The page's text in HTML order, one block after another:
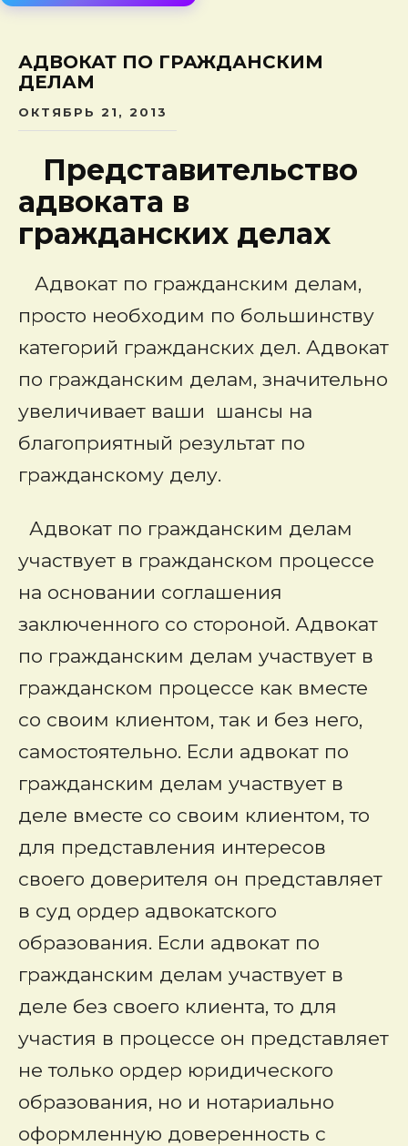
АДВОКАТ ПО ГРАЖДАНСКИМ
ДЕЛАМ
ОКТЯБРЬ 21, 2013
Представительство
адвоката в
гражданских делах
Адвокат по гражданским делам,
просто необходим по большинству
категорий гражданских дел. Адвокат
по гражданским делам, значительно
увеличивает ваши шансы на
благоприятный результат по
гражданскому делу.
Адвокат по гражданским делам
участвует в гражданском процессе
на основании соглашения
заключенного со стороной. Адвокат
по гражданским делам участвует в
гражданском процессе как вместе
со своим клиентом, так и без него,
самостоятельно. Если адвокат по
гражданским делам участвует в
деле вместе со своим клиентом, то
для представления интересов
своего доверителя он представляет
в суд ордер адвокатского
образования. Если адвокат по
гражданским делам участвует в
деле без своего клиента, то для
участия в процессе он представляет
не только ордер юридического
образования, но и нотариально
оформленную доверенность с